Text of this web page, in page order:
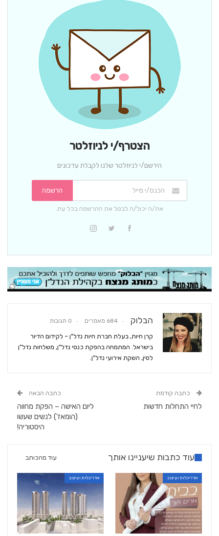
הצטרף/י לניוזלטר
הירשם/י לניוזלטר שלנו לקבלת עדכונים
הרשמה
את/ה יכול/ה לבטל את ההרשמה בכל עת.
הבלוק 684 מאמרים 0 תגובות
קרן חיות, בעלת חברת חיות נדל"ן – לקידום הדיור
בישראל. המתמחה בהפקת כנסי נדל"ן, משלחות נדל"ן
לסין, השקת אירועי נדל"ן.
כתבה קודמת
לחיי התחלות חדשות
כתבה הבאה
ליום האישה – הפקת מחווה
(הומאז') לנשים שעשו
היסטוריה!
עוד כתבות שיעניינו אותך עוד מהכותב
אדריכלות ועיצוב אדריכלות ועיצוב